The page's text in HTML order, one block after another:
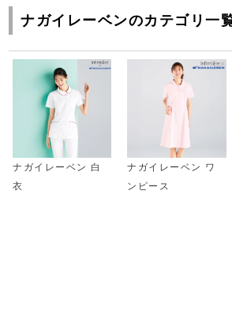
ナガイレーベンのカテゴリ一
ナガイレーベン 白
衣
ナガイレーベン ワ
ンピース